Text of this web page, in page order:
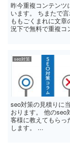
昨今重複コンテンツ
います。 ちまたで
ももごくまれに文
況下で無料で重複コ
seo対策
seo対策の見積りに
おります。 他のseo
客様に教えてもらっ
します。 ...